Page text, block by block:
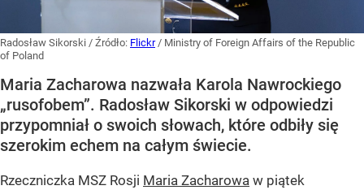
Radosław Sikorski / Źródło: Flickr / Ministry of Foreign Affairs of the Republic
of Poland
Maria Zacharowa nazwała Karola Nawrockiego
„rusofobem”. Radosław Sikorski w odpowiedzi
przypomniał o swoich słowach, które odbiły się
szerokim echem na całym świecie.
Rzeczniczka MSZ Rosji Maria Zacharowa w piątek